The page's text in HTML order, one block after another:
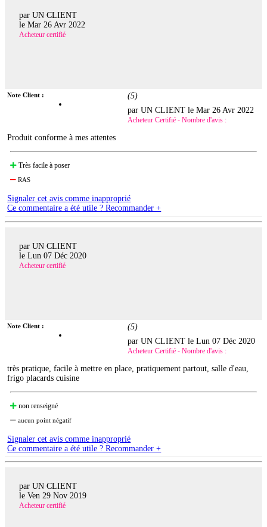
par UN CLIENT
le Mar 26 Avr 2022
Acheteur certifié
Note Client : (5)
par UN CLIENT leMar 26 Avr 2022
Acheteur Certifié - Nombre d'avis :
Produit conforme à mes attentes
Très facile à poser
RAS
Signaler cet avis comme inapproprié
Ce commentaire a été utile ? Recommander +
par UN CLIENT
le Lun 07 Déc 2020
Acheteur certifié
Note Client : (5)
par UN CLIENT leLun 07 Déc 2020
Acheteur Certifié - Nombre d'avis :
très pratique, facile à mettre en place, pratiquement partout, salle d'eau,
frigo placards cuisine
non renseigné
aucun point négatif
Signaler cet avis comme inapproprié
Ce commentaire a été utile ? Recommander +
par UN CLIENT
le Ven 29 Nov 2019
Acheteur certifié